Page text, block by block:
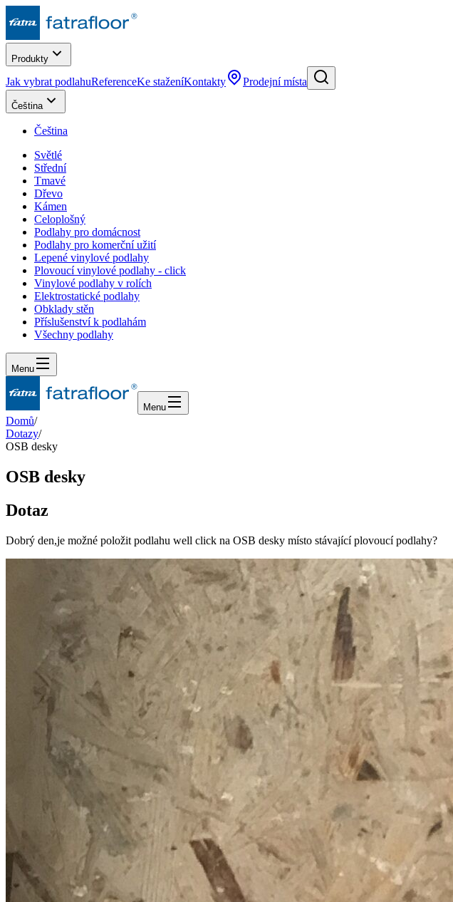
Produkty
Jak vybrat podlahuReferenceKe staženíKontakty Prodejní místa
Čeština
Čeština
Světlé
Střední
Tmavé
Dřevo
Kámen
Celoplošný
Podlahy pro domácnost
Podlahy pro komerční užití
Lepené vinylové podlahy
Plovoucí vinylové podlahy - click
Vinylové podlahy v rolích
Elektrostatické podlahy
Obklady stěn
Příslušenství k podlahám
Všechny podlahy
Menu
Menu
Domů/
Dotazy/
OSB desky
OSB desky
Dotaz
Dobrý den,je možné položit podlahu well click na OSB desky místo stávající plovoucí podlahy?